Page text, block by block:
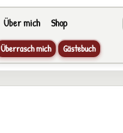
Über mich Shop
Überrasch mich Gästebuch